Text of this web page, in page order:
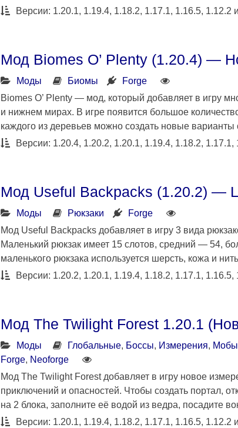
Версии: 1.20.1, 1.19.4, 1.18.2, 1.17.1, 1.16.5, 1.12.2
Мод Biomes O’ Plenty (1.20.4) —
Моды Биомы
Forge
Biomes O’ Plenty — мод, который добавляет в игру
и нижнем мирах. В игре появится большое
каждого из деревьев можно создать новые
Версии: 1.20.4, 1.20.2, 1.20.1, 1.19.4, 1.18.2,
Мод Useful Backpacks (1.20.2) —
Моды Рюкзаки
Forge
Мод Useful Backpacks добавляет в игру 3 вида
Маленький рюкзак имеет 15 слотов, средний — 54,
маленького рюкзака используется шерсть, кожа и
Версии: 1.20.2, 1.20.1, 1.19.4, 1.18.2, 1.17.1,
Мод The Twilight Forest 1.20.1
Моды Глобальные, Боссы, Измерения, Мобы
Forge, Neoforge
Мод The Twilight Forest добавляет в игру новое
приключений и опасностей. Чтобы создать портал,
на 2 блока, заполните её водой из ведра, посадите
Версии: 1.20.1, 1.19.4, 1.18.2, 1.17.1, 1.16.5, 1.12.2